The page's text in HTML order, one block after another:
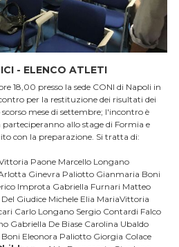
- ELENCO ATLETI
18,00 presso la sede CONI di Napoli in
per la restituzione dei risultati dei
mese di settembre; l'incontro è
allo stage di Formia e
con la preparazione. Si tratta di:
Paone Marcello Longano
Ginevra Paliotto Gianmaria Boni
Improta Gabriella Furnari Matteo
Giudice Michele Elia MariaVittoria
Carlo Longano Sergio Contardi Falco
Gabriella De Biase Carolina Ubaldo
Eleonora Paliotto Giorgia Colace